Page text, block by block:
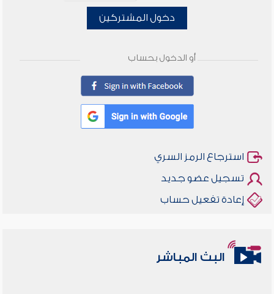
دخول المشتركين
أو الدخول بحساب
استرجاع الرمز السري
تسجيل عضو جديد
إعادة تفعيل حساب
البث المباشر